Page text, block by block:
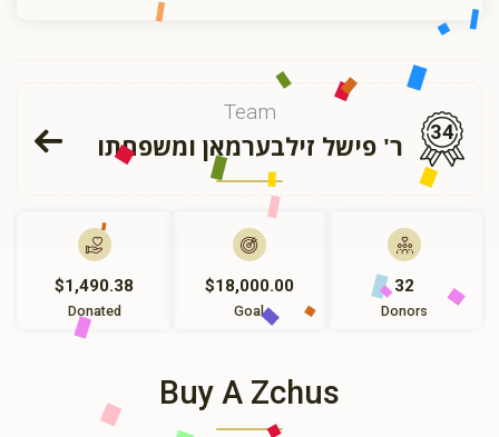
Team
ר' פישל זילבערמאן ומשפחתו 34
$1,490.38
Donated
$18,000.00
Goal
32
Donors
Buy A Zchus